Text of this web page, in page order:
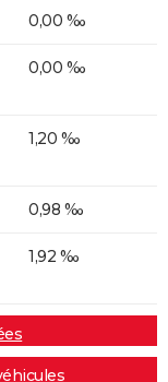
0,00 ‰
0,00 ‰
1,20 ‰
0,98 ‰
1,92 ‰